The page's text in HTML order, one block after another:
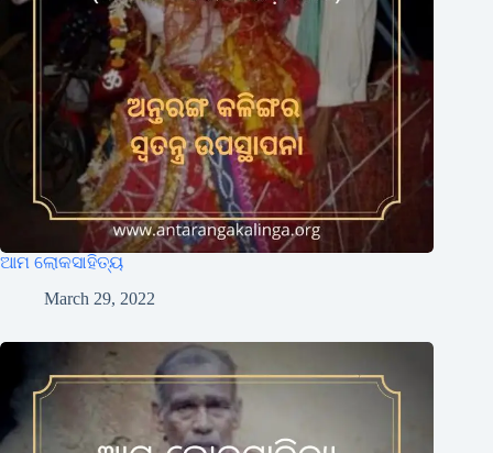
ଆମ ଲୋକସାହିତ୍ୟ
March 29, 2022